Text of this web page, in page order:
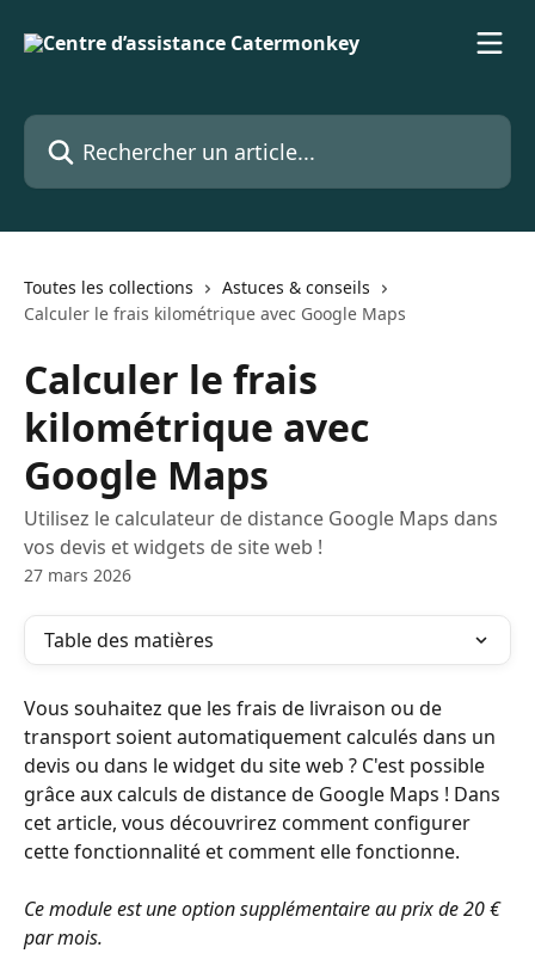
Rechercher un article...
Toutes les collections
Astuces & conseils
Calculer le frais kilométrique avec Google Maps
Calculer le frais
kilométrique avec
Google Maps
Utilisez le calculateur de distance Google Maps dans
vos devis et widgets de site web !
27 mars 2026
Table des matières
Vous souhaitez que les frais de livraison ou de
transport soient automatiquement calculés dans un
devis ou dans le widget du site web ? C'est possible
grâce aux calculs de distance de Google Maps ! Dans
cet article, vous découvrirez comment configurer
cette fonctionnalité et comment elle fonctionne.
Ce module est une option supplémentaire au prix de 20 €
par mois.